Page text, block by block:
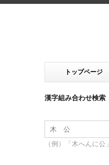
トップページ
漢字組み合わせ検索
（例）「木へんに公